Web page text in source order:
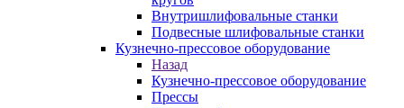
Внутришлифовальные станки
Подвесные шлифовальные станки
Кузнечно-прессовое оборудование
Назад
Кузнечно-прессовое оборудование
Прессы